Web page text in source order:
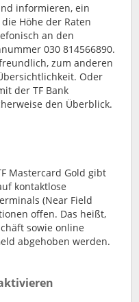
informieren, ein
Höhe der Raten
an den
030 814566890.
zum anderen
Oder
der TF Bank
den Überblick.
Mastercard Gold gibt
kontaktlose
(Near Field
offen. Das heißt,
sowie online
abgehoben werden.